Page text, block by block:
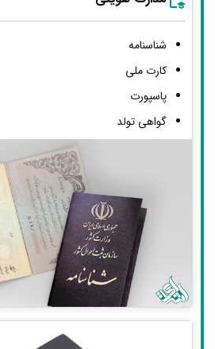
شناسنامه
کارت ملی
پاسپورت
گواهی تولد